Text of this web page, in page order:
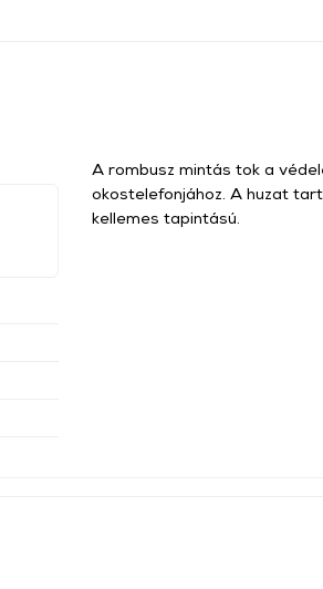
A rombusz mintás tok a
okostelefonjához. A huzat
kellemes tapintású.